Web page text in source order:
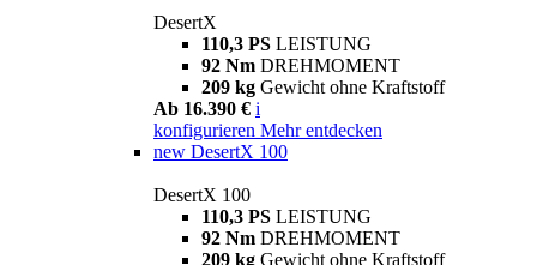
DesertX
110,3 PS LEISTUNG
92 Nm DREHMOMENT
209 kg Gewicht ohne Kraftstoff
Ab 16.390 € i
konfigurieren Mehr entdecken
new DesertX 100
DesertX 100
110,3 PS LEISTUNG
92 Nm DREHMOMENT
209 kg Gewicht ohne Kraftstoff